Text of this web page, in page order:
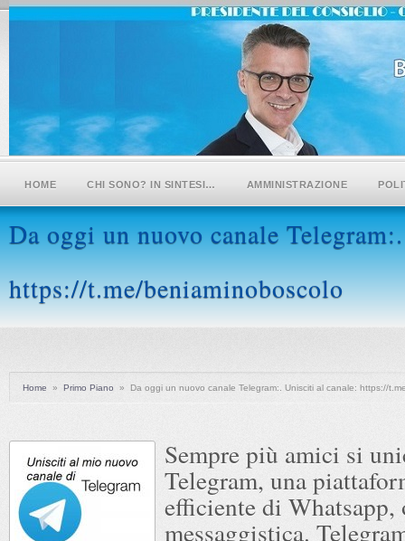
HOME CHI SONO? IN SINTESI… AMMINISTRAZIONE
Da oggi un nuovo canale
https://t.me/beniaminoboscolo
Home » Primo Piano » Da oggi un nuovo canale Telegram:. Unisciti al canale: https://
Sempre più amici si
Telegram, una
efficiente di Whatsapp,
messaggistica.